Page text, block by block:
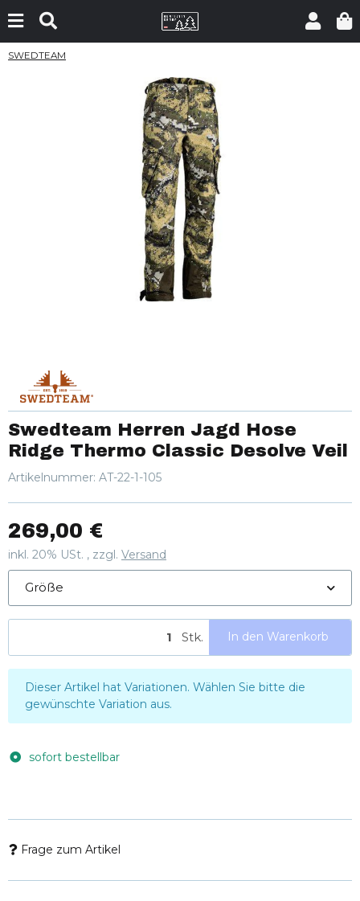
SWEDTEAM
Swedteam Herren Jagd Hose
Ridge Thermo Classic Desolve Veil
Artikelnummer: AT-22-1-105
269,00 €
inkl. 20% USt. , zzgl. Versand
Größe
Stk. In den Warenkorb
xDieser Artikel hat Variationen. Wählen Sie bitte die
gewünschte Variation aus.
sofort bestellbar
Frage zum Artikel